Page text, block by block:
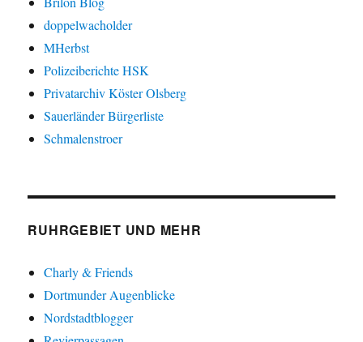
doppelwacholder
MHerbst
Polizeiberichte HSK
Privatarchiv Köster Olsberg
Sauerländer Bürgerliste
Schmalenstroer
RUHRGEBIET UND MEHR
Charly & Friends
Dortmunder Augenblicke
Nordstadtblogger